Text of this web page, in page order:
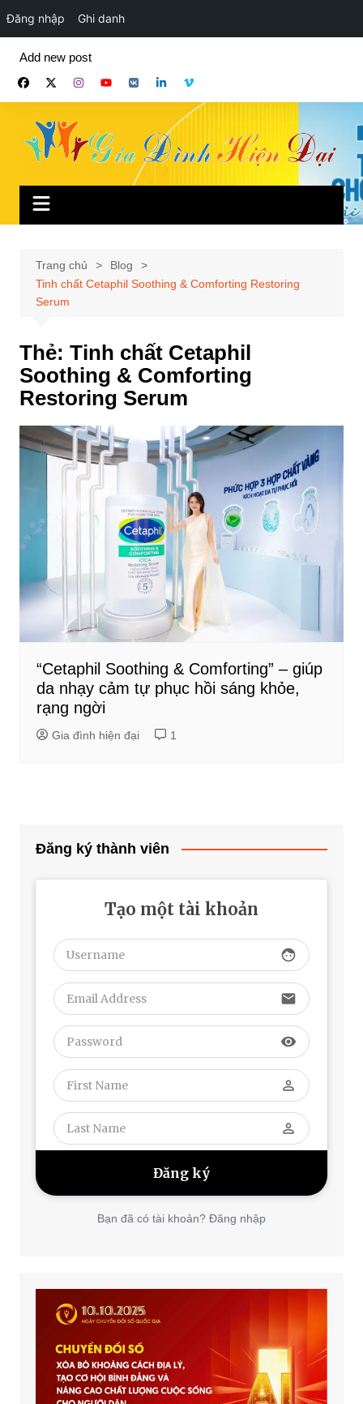
Đăng nhập Ghi danh
phần
Add new post
Trang chủ
Blog
Tinh chất Cetaphil Soothing & Comforting Restoring
Serum
Thẻ: Tinh chất Cetaphil
Soothing & Comforting
Restoring Serum
“Cetaphil Soothing & Comforting” – giúp
da nhạy cảm tự phục hồi sáng khỏe,
rạng ngời
Gia đình hiện đại 1
Đăng ký thành viên
Tạo một tài khoản
face
email
visibility
perm_identity
perm_identity
Bạn đã có tài khoản? Đăng nhập